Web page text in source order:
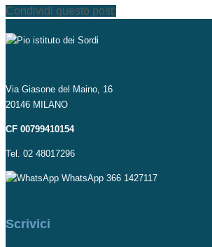
Condividi questo post:
Via Giasone del Maino, 16
20146 MILANO
CF 00799410154
Tel. 02 48017296
WhatsApp 366 1427117
Scrivici